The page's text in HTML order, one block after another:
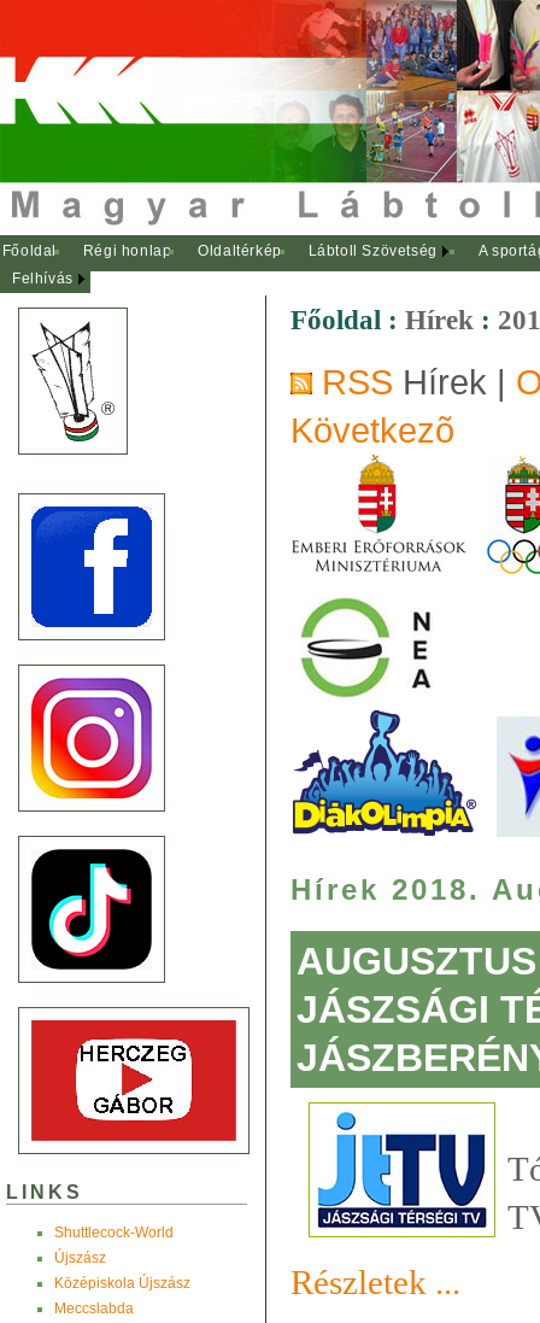
Főoldal Régi honlap Oldaltérkép Lábtoll Szövetség
A
Felhívás
LINKS
Shuttlecock-World
Újszász
Középiskola Újszász
Meccslabda
Főoldal : Hírek :
RSS Hírek |
Következõ
Hírek 2018.
JÁSZSÁGI
Részletek ...